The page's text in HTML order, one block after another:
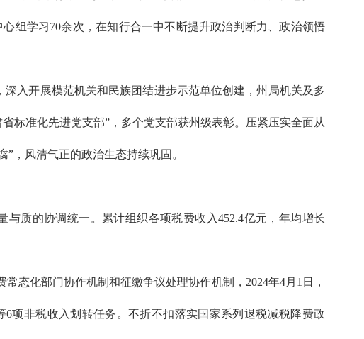
组学习70余次，在知行合一中不断提升政治判断力、政治领悟
入开展模范机关和民族团结进步示范单位创建，州局机关及多
标准化先进党支部”，多个党支部获州级表彰。压紧压实全面从
，风清气正的政治生态持续巩固。
质的协调统一。累计组织各项税费收入452.4亿元，年均增长
化部门协作机制和征缴争议处理协作机制，2024年4月1日，
项非税收入划转任务。不折不扣落实国家系列退税减税降费政